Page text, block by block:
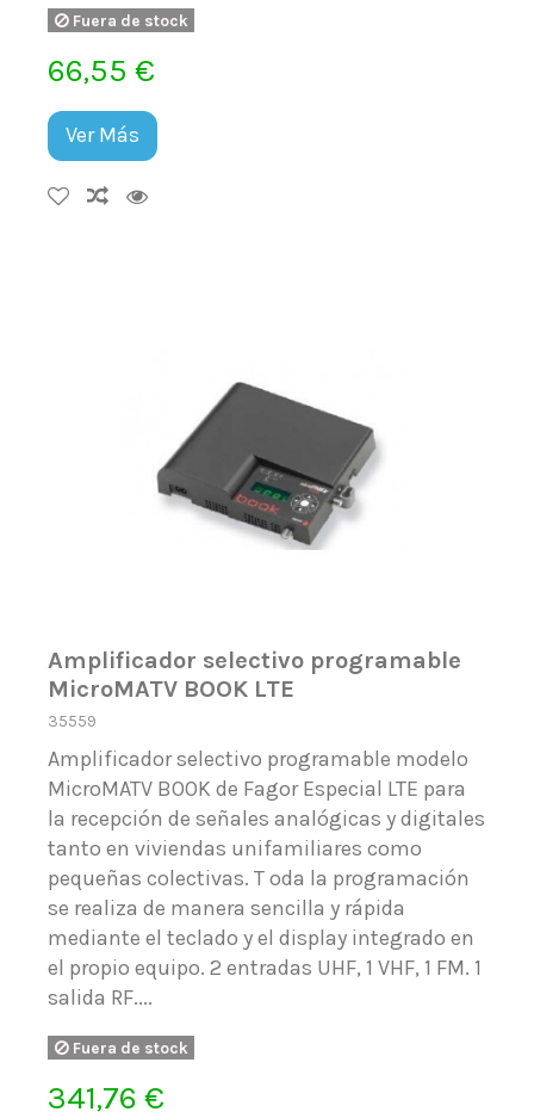
Fuera de stock
66,55 €
Ver Más
Amplificador selectivo programable
MicroMATV BOOK LTE
35559
Amplificador selectivo programable modelo
MicroMATV BOOK de Fagor Especial LTE para
la recepción de señales analógicas y digitales
tanto en viviendas unifamiliares como
pequeñas colectivas. T oda la programación
se realiza de manera sencilla y rápida
mediante el teclado y el display integrado en
el propio equipo. 2 entradas UHF, 1 VHF, 1 FM. 1
salida RF....
Fuera de stock
341,76 €